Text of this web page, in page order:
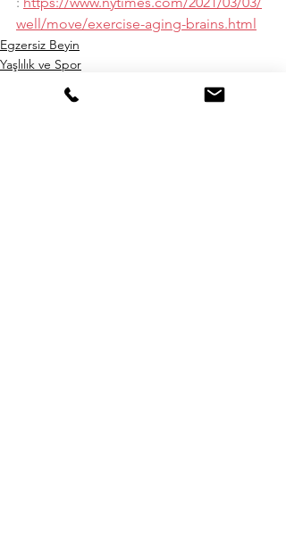
well/move/exercise-aging-brains.html
Egzersiz Beyin
Yaşlılık ve Spor